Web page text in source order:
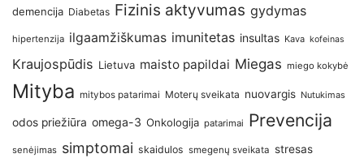
demencija Diabetas Fizinis aktyvumas gydymas
hipertenzija ilgaamžiškumas imunitetas insultas Kava kofeinas
Kraujospūdis Lietuva maisto papildai Miegas miego kokybė
Mityba mitybos patarimai Moterų sveikata nuovargis Nutukimas
odos priežiūra omega-3 Onkologija patarimai Prevencija
senėjimas simptomai skaidulos smegenų sveikata stresas